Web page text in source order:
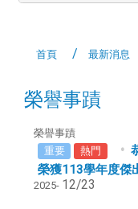
首頁 最新消息
榮譽事蹟
榮譽事蹟
重要
熱門
榮獲113學年度傑
2025- 12/23